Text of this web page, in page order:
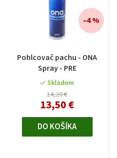
Pohlcovač pachu - ONA
Spray - PRE
Skladom
14,20 €
13,50 €
–4 %
DO KOŠÍKA